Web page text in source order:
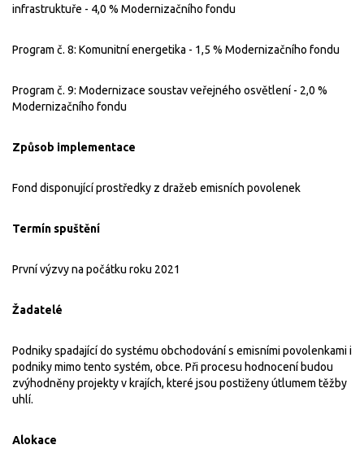
infrastruktuře - 4,0 % Modernizačního fondu
Program č. 8: Komunitní energetika - 1,5 % Modernizačního fondu
Program č. 9: Modernizace soustav veřejného osvětlení - 2,0 %
Modernizačního fondu
Způsob implementace
Fond disponující prostředky z dražeb emisních povolenek
Termín spuštění
První výzvy na počátku roku 2021
Žadatelé
Podniky spadající do systému obchodování s emisními povolenkami i
podniky mimo tento systém, obce. Při procesu hodnocení budou
zvýhodněny projekty v krajích, které jsou postiženy útlumem těžby
uhlí.
Alokace